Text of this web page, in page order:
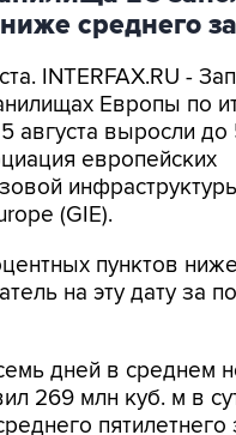
INTERFAX.RU -
августа выросли до
европейских
(GIE).
пунктов
дней в среднем
269 млн куб. м в
пятилетнего